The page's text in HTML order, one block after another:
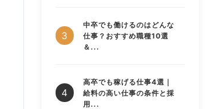
中卒でも働けるのはどんな
仕事？おすすめ職種10選
＆...
高卒でも稼げる仕事4選｜
給料の高い仕事の条件と採
用...